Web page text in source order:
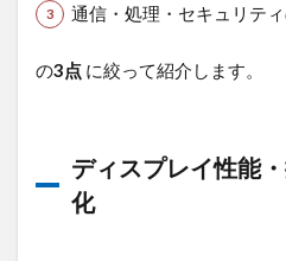
保証
運用効
改善
5
よ
通信・処理・セキュリテ
の3点 に絞って紹介します。
ディスプレイ性能
化